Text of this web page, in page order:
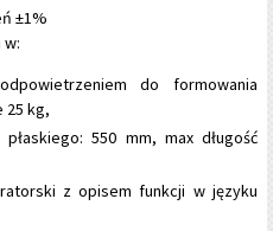
±1%
w:
do formowania
25 kg,
550 mm, max długość
z opisem funkcji w języku